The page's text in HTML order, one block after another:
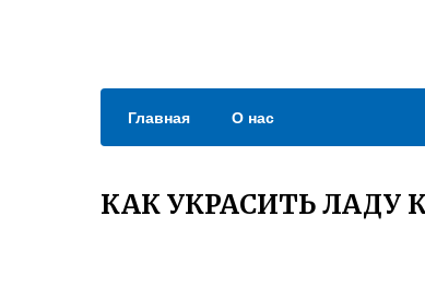
Главная О нас
КАК УКРАСИТЬ ЛАДУ